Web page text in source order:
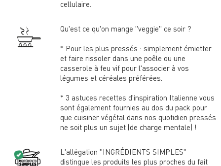
cellulaire.
Qu'est ce qu'on mange "veggie" ce soir ?
* Pour les plus pressés : simplement émietter
et faire rissoler dans une poêle ou une
casserole à feu vif pour l'associer à vos
légumes et céréales préférées.
* 3 astuces recettes d'inspiration Italienne vous
sont également fournies au dos du pack pour
que cuisiner végétal dans nos quotidien pressés
ne soit plus un sujet (de charge mentale) !
L'allégation "INGRÉDIENTS SIMPLES"
distingue les produits les plus proches du fait